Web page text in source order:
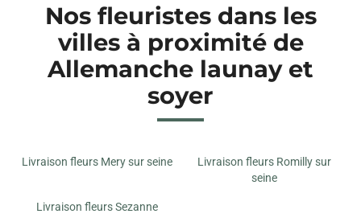
Nos fleuristes dans les
villes à proximité de
Allemanche launay et
soyer
Livraison fleurs Mery sur seine
Livraison fleurs Romilly sur
seine
Livraison fleurs Sezanne